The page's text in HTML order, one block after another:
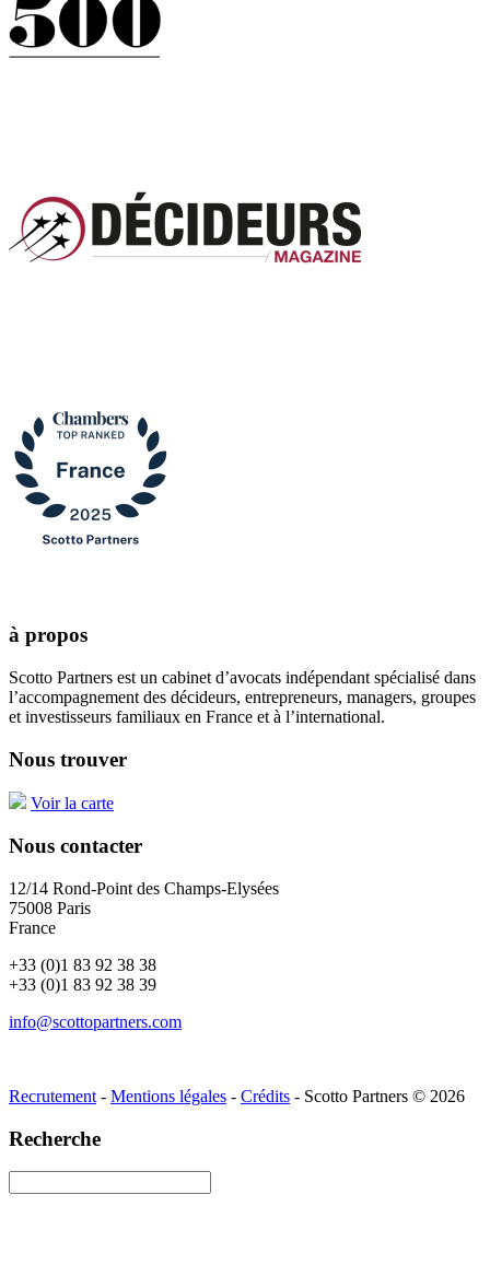
à propos
Scotto Partners est un cabinet d’avocats indépendant spécialisé dans
l’accompagnement des décideurs, entrepreneurs, managers, groupes
et investisseurs familiaux en France et à l’international.
Nous trouver
Voir la carte
Nous contacter
12/14 Rond-Point des Champs-Elysées
75008 Paris
France
+33 (0)1 83 92 38 38
+33 (0)1 83 92 38 39
info@scottopartners.com
Recrutement - Mentions légales - Crédits - Scotto Partners © 2026
Recherche